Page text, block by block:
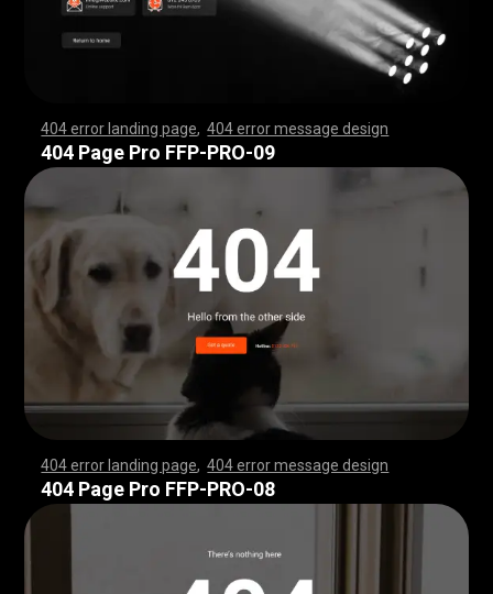
404 error landing page ,404 error message design
,,,,,,,,,,,,,,,,,,,,,,,, ,,,,,,,,,,,,,,,,,,,,,,,,,,,,
,,,,,,,,,,,,,,,,,,,,,,,, ,,,,,,,,,,,,,,,,,,,,,,,,,,,,
,,,,,,,,,,,,,,,,,,,,,,,, ,,,,,,,,,,,,,,,,,,,,,,,,,,,,
,,,,,,,,,,,,,,,,,,,,,,,, ,,,,,,,,,,,,,,,,,,,,,,,,,,,,
,,,,,,,,,,,,,,,,,,,,,,,, ,,,,,,,,,,,,,,,,,,,,,,,,,,,,
,,,,,,,,,,,,,,,,,,,,,,,, ,,,,,,,,,,,,,,,,,,,,,,,,,,,,
,,,,,,,,,,,,,,,,,,,,,,,, ,,,,,,,,,,,,,,,,,,,,,,,,,,,,
,,,,,,,,,,,,,,,,,,,,,,,, ,,,,,,,,,,,,,,,,,,,,,,,,,,,,
404 Page Pro FFP-PRO-09
404 error landing page ,404 error message design
,,,,,,,,,,,,,,,,,,,,,,,, ,,,,,,,,,,,,,,,,,,,,,,,,,,,,
,,,,,,,,,,,,,,,,,,,,,,,, ,,,,,,,,,,,,,,,,,,,,,,,,,,,,
,,,,,,,,,,,,,,,,,,,,,,,, ,,,,,,,,,,,,,,,,,,,,,,,,,,,,
,,,,,,,,,,,,,,,,,,,,,,,, ,,,,,,,,,,,,,,,,,,,,,,,,,,,,
,,,,,,,,,,,,,,,,,,,,,,,, ,,,,,,,,,,,,,,,,,,,,,,,,,,,,
,,,,,,,,,,,,,,,,,,,,,,,, ,,,,,,,,,,,,,,,,,,,,,,,,,,,,
,,,,,,,,,,,,,,,,,,,,,,,, ,,,,,,,,,,,,,,,,,,,,,,,,,,,,
,,,,,,,,,,,,,,,,,,,,,,,, ,,,,,,,,,,,,,,,,,,,,,,,,,,,,
404 Page Pro FFP-PRO-08